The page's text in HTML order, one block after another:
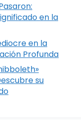
en la
en la
Profunda
su